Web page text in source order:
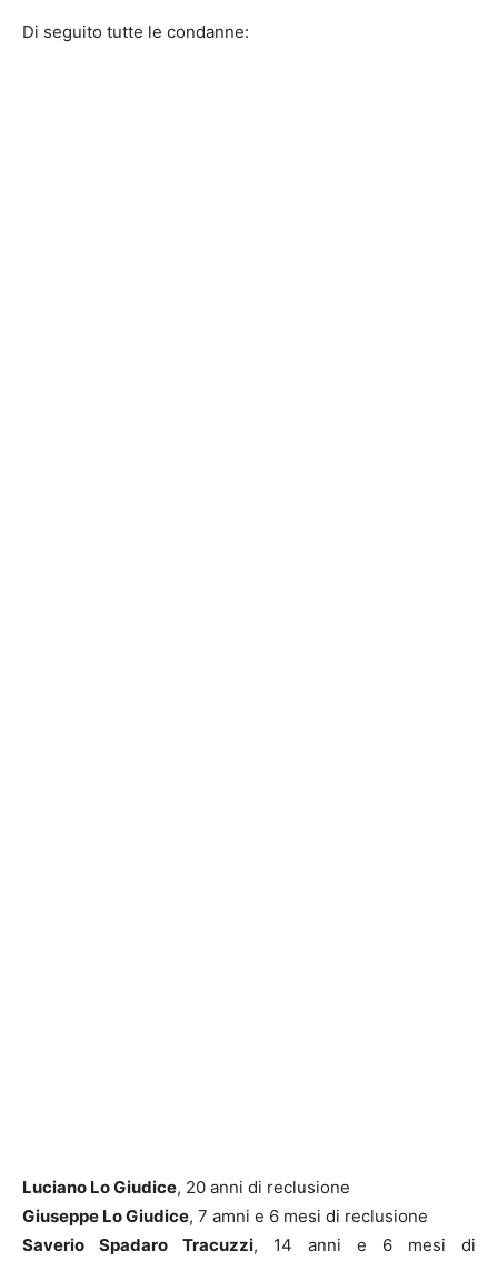
Di seguito tutte le condanne:
Luciano Lo Giudice, 20 anni di reclusione
Giuseppe Lo Giudice, 7 amni e 6 mesi di reclusione
Saverio Spadaro Tracuzzi, 14 anni e 6 mesi di